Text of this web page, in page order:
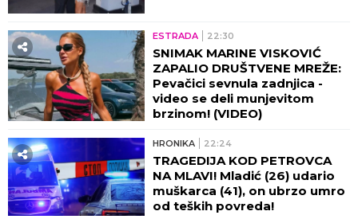
ESTRADA 22:30
SNIMAK MARINE VISKOVIĆ
ZAPALIO DRUŠTVENE MREŽE:
Pevačici sevnula zadnjica -
video se deli munjevitom
brzinom! (VIDEO)
HRONIKA 22:24
TRAGEDIJA KOD PETROVCA
NA MLAVI! Mladić (26) udario
muškarca (41), on ubrzo umro
od teških povreda!